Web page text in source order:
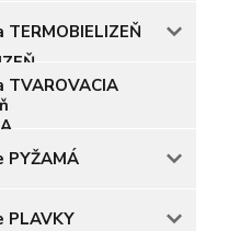
TERMOBIELIZEŇ
TVAROVACIA
PYŽAMÁ
PLAVKY